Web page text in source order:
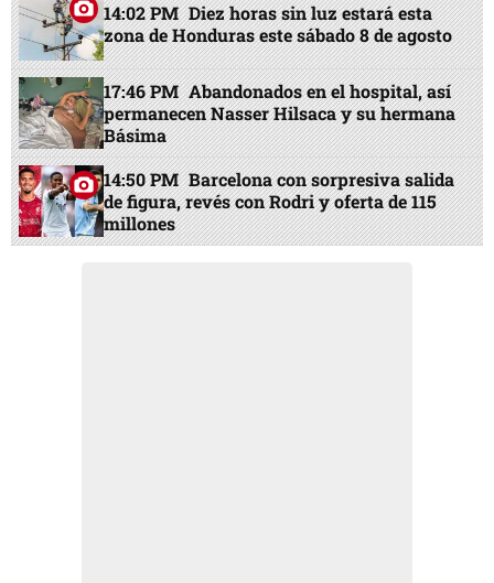
14:02 PM Diez horas sin luz estará esta
zona de Honduras este sábado 8 de agosto
17:46 PM Abandonados en el hospital, así
permanecen Nasser Hilsaca y su hermana
Básima
14:50 PM Barcelona con sorpresiva salida
de figura, revés con Rodri y oferta de 115
millones